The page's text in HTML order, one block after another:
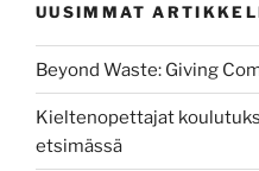
UUSIMMAT
Beyond Waste: Giving
Kieltenopettajat
etsimässä